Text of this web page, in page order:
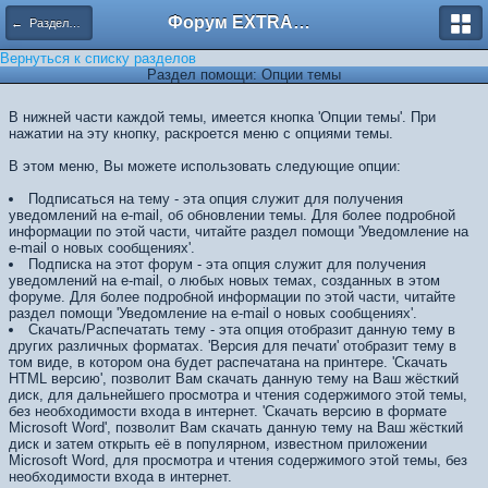
← Разделы помощи Форум EXTRACTOR.ru
Вернуться к списку разделов
Раздел помощи: Опции темы
В нижней части каждой темы, имеется кнопка 'Опции темы'. При
нажатии на эту кнопку, раскроется меню с опциями темы.
В этом меню, Вы можете использовать следующие опции:
Подписаться на тему - эта опция служит для получения
уведомлений на e-mail, об обновлении темы. Для более подробной
информации по этой части, читайте раздел помощи 'Уведомление на
e-mail о новых сообщениях'.
Подписка на этот форум - эта опция служит для получения
уведомлений на e-mail, о любых новых темах, созданных в этом
форуме. Для более подробной информации по этой части, читайте
раздел помощи 'Уведомление на e-mail о новых сообщениях'.
Скачать/Распечатать тему - эта опция отобразит данную тему в
других различных форматах. 'Версия для печати' отобразит тему в
том виде, в котором она будет распечатана на принтере. 'Скачать
HTML версию', позволит Вам скачать данную тему на Ваш жёсткий
диск, для дальнейшего просмотра и чтения содержимого этой темы,
без необходимости входа в интернет. 'Скачать версию в формате
Microsoft Word', позволит Вам скачать данную тему на Ваш жёсткий
диск и затем открыть её в популярном, известном приложении
Microsoft Word, для просмотра и чтения содержимого этой темы, без
необходимости входа в интернет.